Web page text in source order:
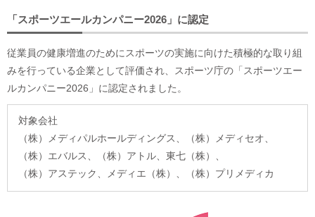
「スポーツエールカンパニー2026」に認定
従業員の健康増進のためにスポーツの実施に向けた積極的な取り組
みを行っている企業として評価され、スポーツ庁の「スポーツエー
ルカンパニー2026」に認定されました。
対象会社
（株）メディパルホールディングス、
（株）メディセオ、
（株）エバルス、
（株）アトル、 東七（株）、
（株）アステック、
メディエ（株）、 （株）プリメディカ